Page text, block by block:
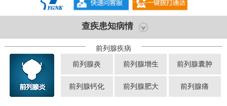
查疾患知病情
前列腺疾病
前列腺炎 前列腺增生 前列腺囊肿
前列腺钙化 前列腺肥大 前列腺痛